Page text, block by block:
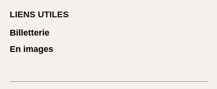
LIENS UTILES
Billetterie
En images